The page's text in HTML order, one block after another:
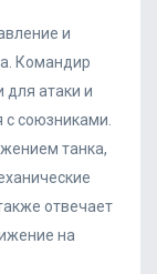
и
Командир
для атаки и
союзниками.
танка,
отвечает
на